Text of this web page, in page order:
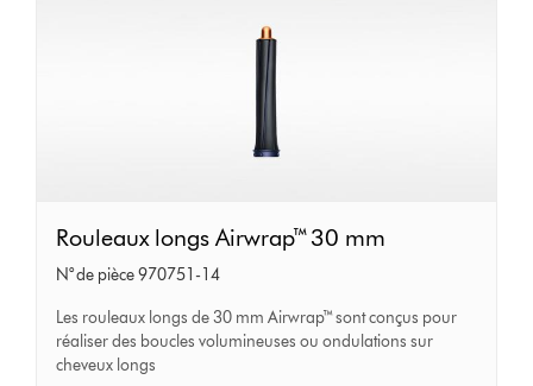
Rouleaux
longs
Airwrap™
30
mm
Rouleaux longs Airwrap™ 30 mm
N° de pièce 970751-14
Les rouleaux longs de 30 mm Airwrap™ sont conçus pour
réaliser des boucles volumineuses ou ondulations sur
cheveux longs